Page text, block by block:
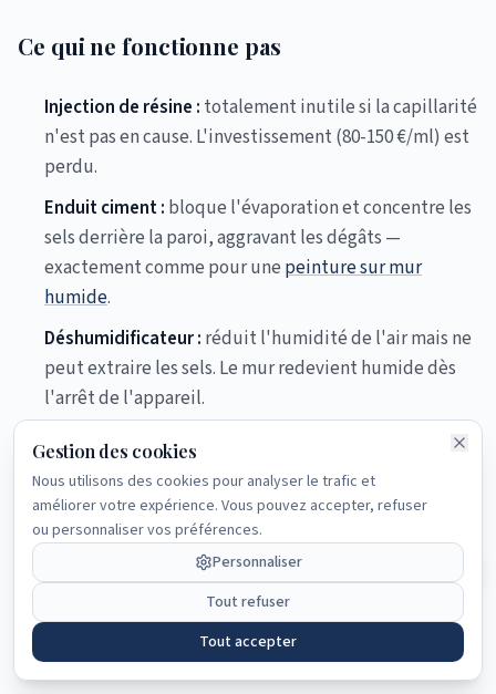
Gestion des cookies
Nous utilisons des cookies pour analyser le trafic et
améliorer votre expérience. Vous pouvez accepter, refuser
ou personnaliser vos préférences.
Personnaliser
Tout refuser
Tout accepter
Ce qui ne fonctionne pas
Injection de résine : totalement inutile si la capillarité
n'est pas en cause. L'investissement (80-150 €/ml) est
perdu.
Enduit ciment : bloque l'évaporation et concentre les
sels derrière la paroi, aggravant les dégâts —
exactement comme pour une peinture sur mur
humide.
Déshumidificateur : réduit l'humidité de l'air mais ne
peut extraire les sels. Le mur redevient humide dès
l'arrêt de l'appareil.
GIC Assèchement — Diagnostic
différentiel avant tout traitement
d'assèchement
Découvrir
Conditions de réussite
Navigation rapide
Guide complet
Pré-diagnostic Gratuit
FAQ